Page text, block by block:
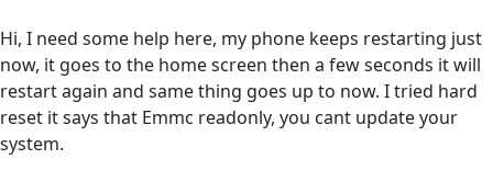
Hi, I need some help here, my phone keeps restarting just
now, it goes to the home screen then a few seconds it will
restart again and same thing goes up to now. I tried hard
reset it says that Emmc readonly, you cant update your
system.